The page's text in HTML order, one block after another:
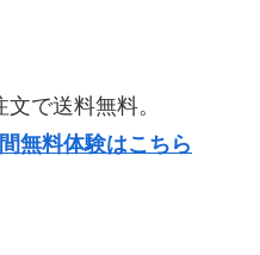
で送料無料。
無料体験はこちら